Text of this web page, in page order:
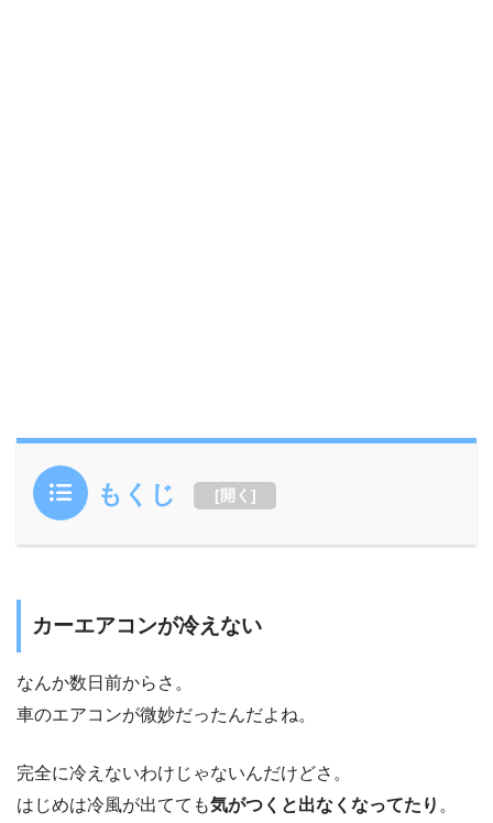
もくじ [開く ]
カーエアコンが冷えない
なんか数日前からさ。
車のエアコンが微妙だったんだよね。
完全に冷えないわけじゃないんだけどさ。
はじめは冷風が出てても気がつくと出なくなってたり 。